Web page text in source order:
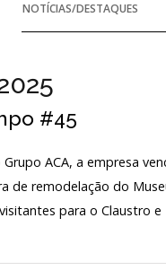
NOTÍCIAS/DESTAQUES
#45
ACA, a empresa
de remodelação do
para o Claustro